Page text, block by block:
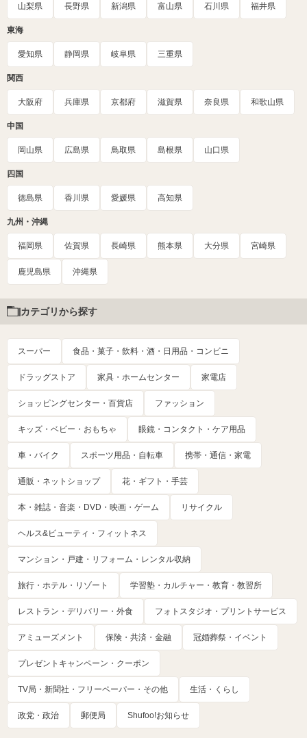
山梨県 長野県 新潟県 富山県 石川県 福井県
東海
愛知県 静岡県 岐阜県 三重県
関西
大阪府 兵庫県 京都府 滋賀県 奈良県 和歌山県
中国
岡山県 広島県 鳥取県 島根県 山口県
四国
徳島県 香川県 愛媛県 高知県
九州・沖縄
福岡県 佐賀県 長崎県 熊本県 大分県 宮崎県
鹿児島県 沖縄県
カテゴリから探す
スーパー 食品・菓子・飲料・酒・日用品・コンビニ
ドラッグストア 家具・ホームセンター 家電店
ショッピングセンター・百貨店 ファッション
キッズ・ベビー・おもちゃ 眼鏡・コンタクト・ケア用品
車・バイク スポーツ用品・自転車 携帯・通信・家電
通販・ネットショップ 花・ギフト・手芸
本・雑誌・音楽・DVD・映画・ゲーム リサイクル
ヘルス&ビューティ・フィットネス
マンション・戸建・リフォーム・レンタル収納
旅行・ホテル・リゾート 学習塾・カルチャー・教育・教習所
レストラン・デリバリー・外食 フォトスタジオ・プリントサービス
アミューズメント 保険・共済・金融 冠婚葬祭・イベント
プレゼントキャンペーン・クーポン
TV局・新聞社・フリーペーパー・その他 生活・くらし
政党・政治 郵便局 Shufoo!お知らせ